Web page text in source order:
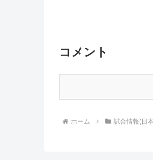
コメント
ホーム 試合情報(日